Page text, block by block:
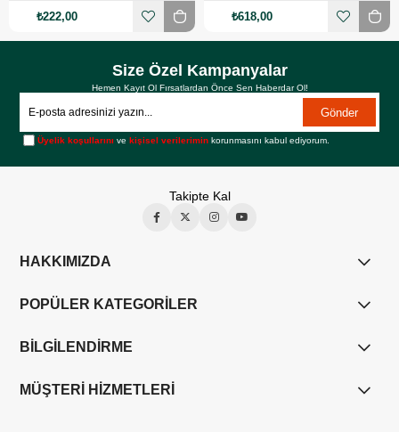
₺222,00 ₺618,00
Size Özel Kampanyalar
Hemen Kayıt Ol Fırsatlardan Önce Sen Haberdar Ol!
Gönder
Üyelik koşullarını vekişisel verilerimin korunmasını kabul ediyorum.
Takipte Kal
HAKKIMIZDA
POPÜLER KATEGORİLER
BİLGİLENDİRME
MÜŞTERİ HİZMETLERİ